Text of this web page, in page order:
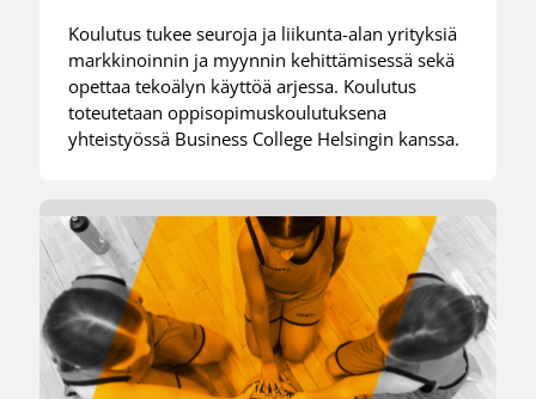
Koulutus tukee seuroja ja liikunta-alan yrityksiä
markkinoinnin ja myynnin kehittämisessä sekä
opettaa tekoälyn käyttöä arjessa. Koulutus
toteutetaan oppisopimuskoulutuksena
yhteistyössä Business College Helsingin kanssa.